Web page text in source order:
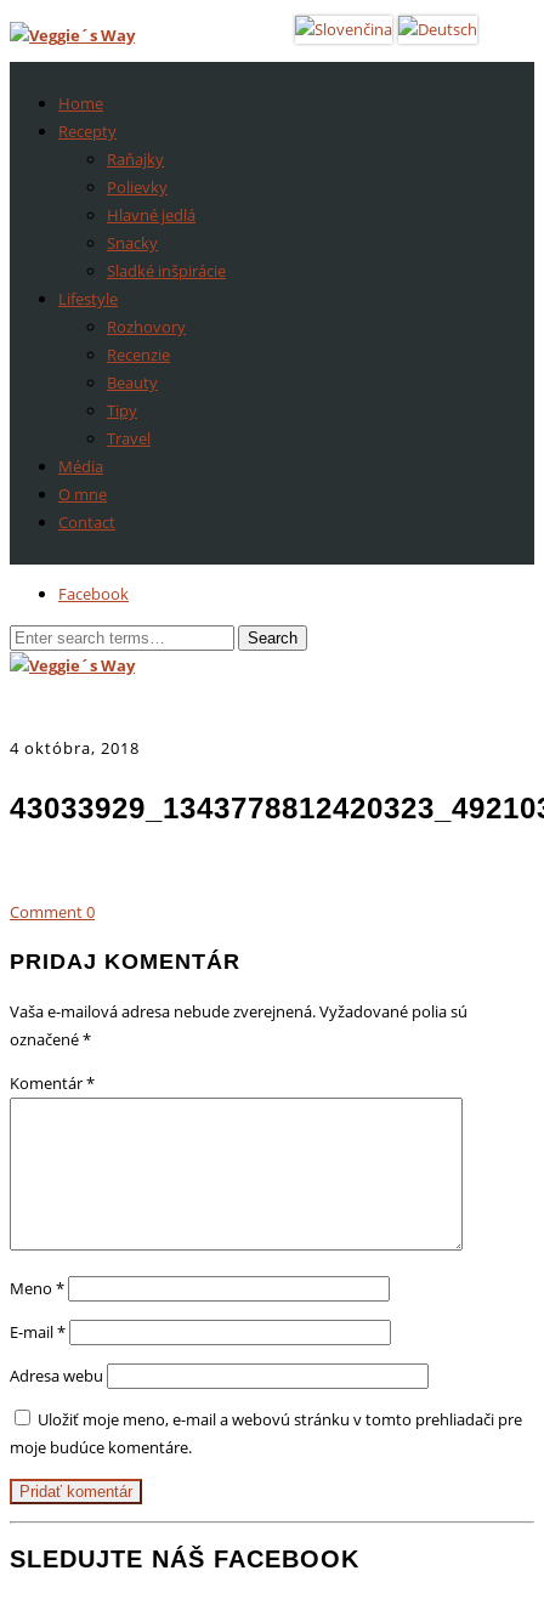
Home
Recepty
Raňajky
Polievky
Hlavné jedlá
Snacky
Sladké inšpirácie
Lifestyle
Rozhovory
Recenzie
Beauty
Tipy
Travel
Média
O mne
Contact
Facebook
4 októbra, 2018
Comment0
PRIDAJ KOMENTÁR
Vaša e-mailová adresa nebude zverejnená.Vyžadované polia sú
označené*
Komentár*
Meno *
E-mail*
Adresa webu
Uložiť moje meno, e-mail a webovú stránku v tomto prehliadači pre
moje budúce komentáre.
SLEDUJTE NÁŠ FACEBOOK